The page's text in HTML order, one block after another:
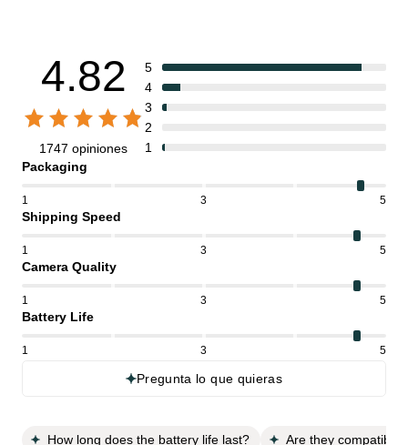
4.82
1747 opiniones
5
4
3
2
1
Packaging
1 3 5
Shipping Speed
1 3 5
Camera Quality
1 3 5
Battery Life
1 3 5
Pregunta lo que quieras
How long does the battery life last? Are they compatible